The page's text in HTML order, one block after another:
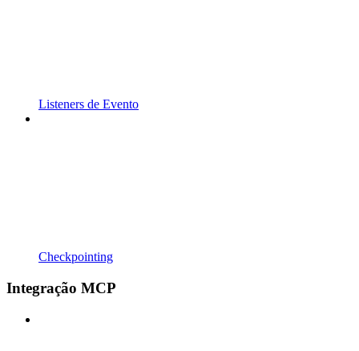
Listeners de Evento
Checkpointing
Integração MCP